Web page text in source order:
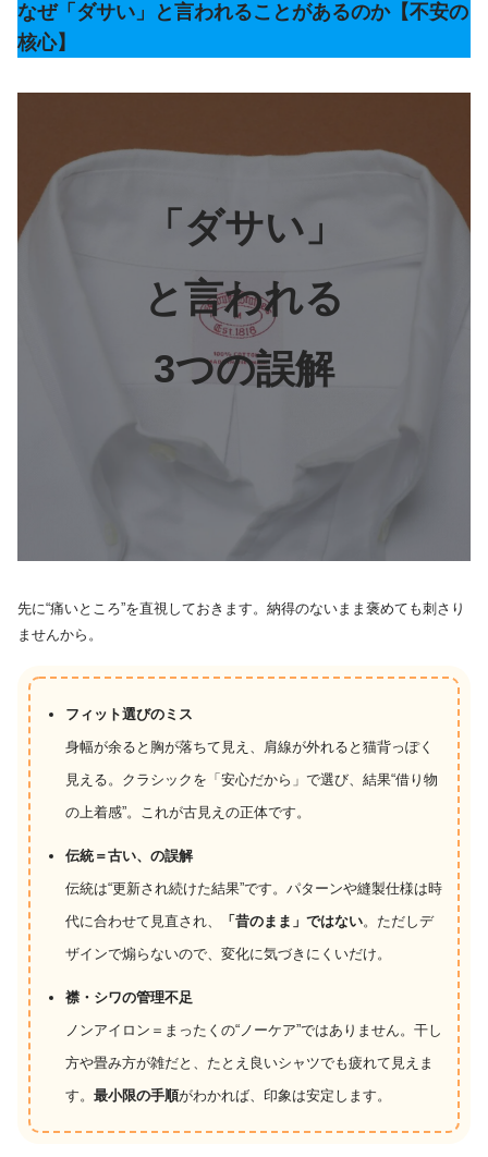
なぜ「ダサい」と言われることがあるのか【不安の
核心】
「ダサい」
と言われる
3つの誤解
先に“痛いところ”を直視しておきます。納得のないまま褒めても刺さり
ませんから。
フィット選びのミス
身幅が余ると胸が落ちて見え、肩線が外れると猫背っぽく
見える。クラシックを「安心だから」で選び、結果“借り物
の上着感”。これが古見えの正体です。
伝統＝古い、の誤解
伝統は“更新され続けた結果”です。パターンや縫製仕様は時
代に合わせて見直され、
「昔のまま」ではない。ただしデ
ザインで煽らないので、変化に気づきにくいだけ。
襟・シワの管理不足
ノンアイロン＝まったくの“ノーケア”ではありません。干し
方や畳み方が雑だと、たとえ良いシャツでも疲れて見えま
す。 最小限の手順がわかれば、印象は安定します。